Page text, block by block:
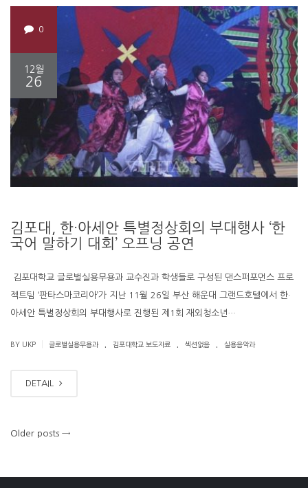
0
12월
26
김포대, 한·아세안 특별정상회의 부대행사 ‘한
국어 말하기 대회’ 오프닝 공연
김포대학교 글로벌실용무용과 교수진과 학생들로 구성된 댄스퍼포먼스 프로
젝트팀 ‘판타스마코리아’가 지난 11월 26일 부산 해운대 그랜드호텔에서 한·
아세안 특별정상회의 부대행사로 진행된 제1회 재외청소년…
BY UKP 글로벌실용무용과 김포대학교 보도자료 섹션없음 실용음악과
DETAIL
Older posts →